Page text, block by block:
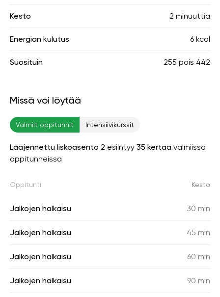
Kesto 2 minuuttia
Energian kulutus 6 kcal
Suosituin 255 pois 442
Missä voi löytää
Valmiit oppitunnit Intensiivikurssit
Laajennettu liskoasento 2 esiintyy 35 kertaa valmiissa
oppitunneissa
Oppitunti Kesto
Jalkojen halkaisu 30 min
Jalkojen halkaisu 45 min
Jalkojen halkaisu 60 min
Jalkojen halkaisu 90 min